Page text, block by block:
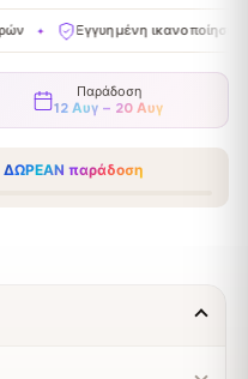
Εγγυημένη ικανοποίηση ✦
Παράδοση
12 Αυγ – 20 Αυγ
ΔΩΡΕΑΝ παράδοση